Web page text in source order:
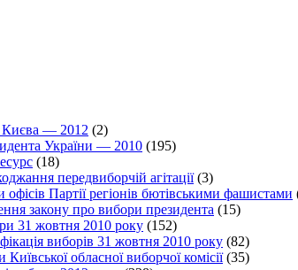
— 2012 (2)
України — 2010 (195)
(18)
передвиборчій агітації(3)
офісів Партії регіонів бютівськими фашистами
закону про вибори президента (15)
31 жовтня 2010 року (152)
виборів 31 жовтня 2010 року (82)
Київської обласної виборчої комісії(35)